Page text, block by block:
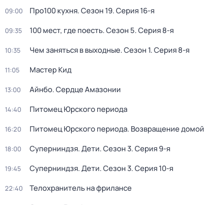
09:00 Про100 кухня. Сезон 19. Серия 16-я
09:35 100 мест, где поесть. Сезон 5. Серия 8-я
10:35 Чем заняться в выходные. Сезон 1. Серия 8-я
11:05 Мастер Кид
13:00 Айнбо. Сердце Амазонии
14:40 Питомец Юрского периода
16:20 Питомец Юрского периода. Возвращение домой
18:00 Суперниндзя. Дети. Сезон 3. Серия 9-я
19:45 Суперниндзя. Дети. Сезон 3. Серия 10-я
22:40 Телохранитель на фрилансе